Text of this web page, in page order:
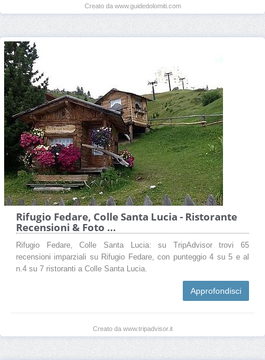
Creato da www.guidedolomiti.com
Rifugio Fedare, Colle Santa Lucia - Ristorante
Recensioni & Foto ...
Rifugio Fedare, Colle Santa Lucia: su TripAdvisor trovi 65
recensioni imparziali su Rifugio Fedare, con punteggio 4 su 5 e al
n.4 su 7 ristoranti a Colle Santa Lucia.
Approfondisci
Creato da www.tripadvisor.it